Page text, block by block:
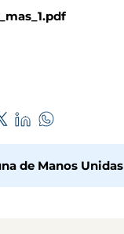
de Manos Unidas